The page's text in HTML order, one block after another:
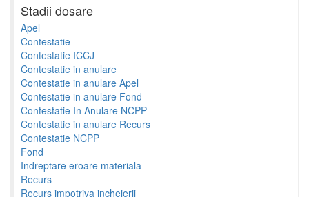
Stadii dosare
Apel
Contestatie
Contestatie ICCJ
Contestatie in anulare
Contestatie in anulare Apel
Contestatie in anulare Fond
Contestatie In Anulare NCPP
Contestatie in anulare Recurs
Contestatie NCPP
Fond
Indreptare eroare materiala
Recurs
Recurs impotriva incheierii